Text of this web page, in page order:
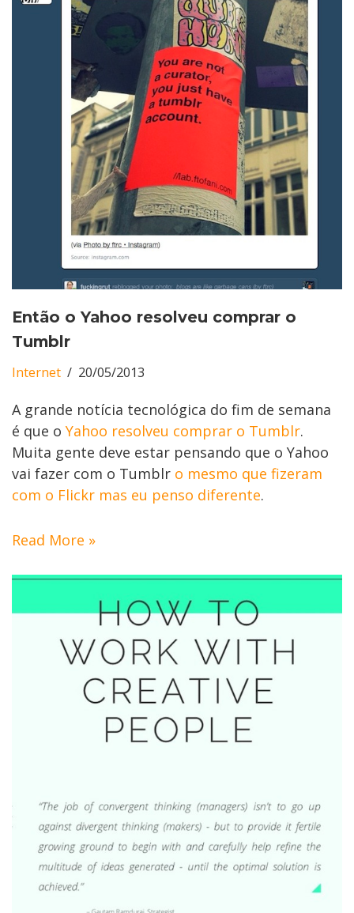
Então o Yahoo resolveu comprar o
Tumblr
Internet 20/05/2013
A grande notícia tecnológica do fim de semana
é que o Yahoo resolveu comprar o Tumblr.
Muita gente deve estar pensando que o Yahoo
vai fazer com o Tumblr o mesmo que fizeram
com o Flickr mas eu penso diferente.
Read More »